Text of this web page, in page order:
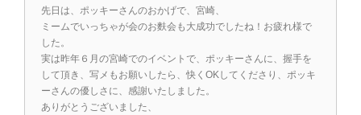
先日は、ポッキーさんのおかげで、宮崎、
ミームでいっちゃが会のお麩会も大成功でしたね！お疲れ様で
した。
実は昨年６月の宮崎でのイベントで、ポッキーさんに、握手を
して頂き、写メもお願いしたら、快くOKしてくださり、ポッキ
ーさんの優しさに、感謝いたしました。
ありがとうございました、